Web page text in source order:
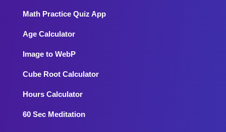
Math Practice Quiz App
Age Calculator
Image to WebP
Cube Root Calculator
Hours Calculator
60 Sec Meditation